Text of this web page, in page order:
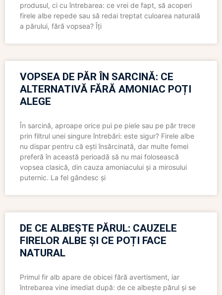
produsul, ci cu întrebarea: ce vrei de fapt, să acoperi
firele albe repede sau să redai treptat culoarea naturală
a părului, fără vopsea? Îți
VOPSEA DE PĂR ÎN SARCINĂ: CE
ALTERNATIVĂ FĂRĂ AMONIAC POȚI
ALEGE
În sarcină, aproape orice pui pe piele sau pe păr trece
prin filtrul unei singure întrebări: este sigur? Firele albe
nu dispar pentru că ești însărcinată, dar multe femei
preferă în această perioadă să nu mai folosească
vopsea clasică, din cauza amoniacului și a mirosului
puternic. La fel gândesc și
DE CE ALBEȘTE PĂRUL: CAUZELE
FIRELOR ALBE ȘI CE POȚI FACE
NATURAL
Primul fir alb apare de obicei fără avertisment, iar
întrebarea vine imediat după: de ce albește părul și se